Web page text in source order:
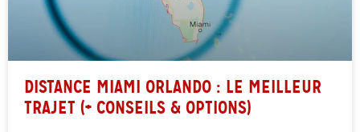
DISTANCE MIAMI ORLANDO : LE MEILLEUR
TRAJET (+ CONSEILS & OPTIONS)